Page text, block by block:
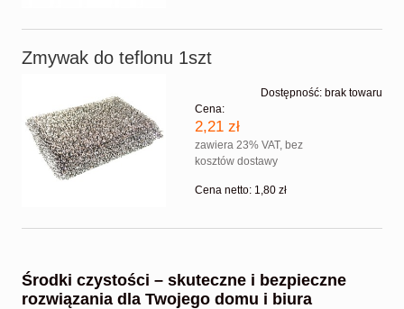
Zmywak do teflonu 1szt
Dostępność: brak towaru
Cena:
2,21 zł
zawiera 23% VAT, bez
kosztów dostawy
Cena netto: 1,80 zł
Środki czystości – skuteczne i bezpieczne
rozwiązania dla Twojego domu i biura